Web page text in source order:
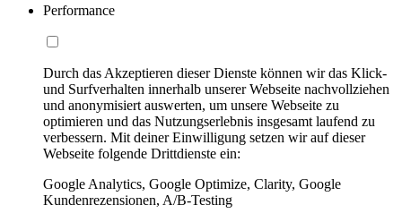
Performance
Durch das Akzeptieren dieser Dienste können wir das Klick-
und Surfverhalten innerhalb unserer Webseite nachvollziehen
und anonymisiert auswerten, um unsere Webseite zu
optimieren und das Nutzungserlebnis insgesamt laufend zu
verbessern. Mit deiner Einwilligung setzen wir auf dieser
Webseite folgende Drittdienste ein:
Google Analytics, Google Optimize, Clarity, Google
Kundenrezensionen, A/B-Testing